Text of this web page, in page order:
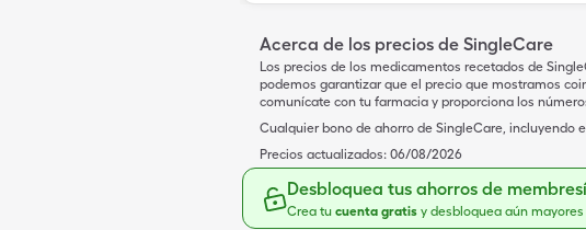
Acerca de los precios de SingleCare
Los precios de los medicamentos recetados de
podemos garantizar que el precio que mostramos
comunícate con tu farmacia y proporciona los
Cualquier bono de ahorro de SingleCare, incluyendo
Precios actualizados: 06/08/2026
Desbloquea tus ahorros de
Crea tu cuenta gratis y desbloquea aún